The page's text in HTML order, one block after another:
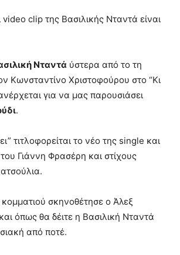
clip της Βασιλικής Νταντά είναι
Νταντά ύστερα από το τη
Κωνσταντίνο Χριστοφούρου στο “Κι
για να μας παρουσιάσει
.
τιτλοφορείται το νέο της single και
Γιάννη Φρασέρη και στίχους
σκηνοθέτησε ο Άλεξ
όπως θα δέιτε η Βασιλική Νταντά
από ποτέ.